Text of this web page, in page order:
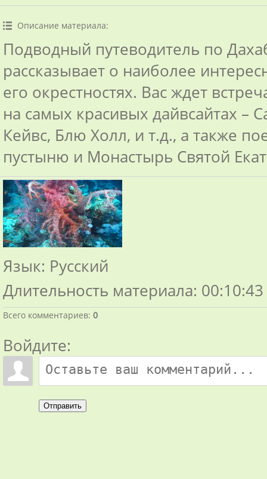
Описание материала:
Подводный путеводитель по
рассказывает о наиболее
его окрестностях. Вас ждет
на самых красивых дайвсайтах –
Кейвс, Блю Холл, и т.д., а также
пустыню и Монастырь Святой
Язык: Русский
Длительность материала: 00:10:43
Всего комментариев: 0
Войдите:
Отправить